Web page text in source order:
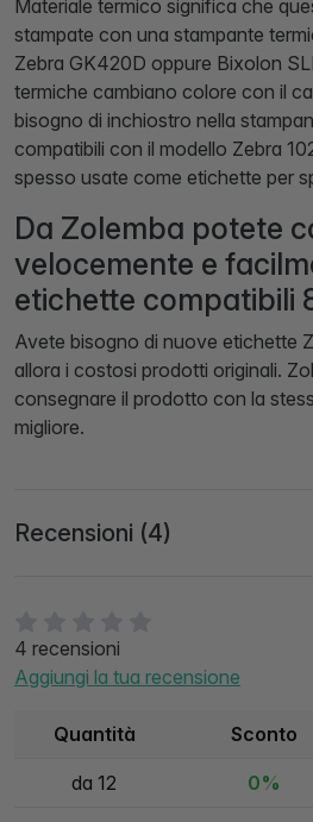
4 recensioni
Aggiungi la tua recensione
Quantità Sconto
da 12 0%
Materiale termico significa che
stampate con una stampante
Zebra GK420D oppure Bixolon
termiche cambiano colore con il
bisogno di inchiostro nella
compatibili con il modello Zebra
spesso usate come etichette per
Da Zolemba potete
velocemente e
etichette compatibili
Avete bisogno di nuove etichette
allora i costosi prodotti originali.
consegnare il prodotto con la
migliore.
Recensioni (4)